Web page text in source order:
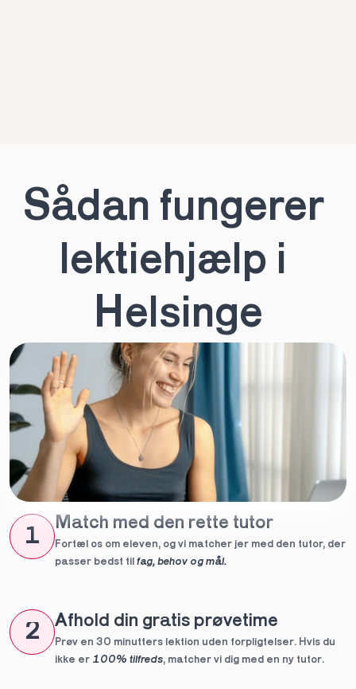
Sådan fungerer
lektiehjælp i
Helsinge
1
Match med den rette tutor
Fortæl os om eleven, og vi matcher jer med den tutor, der
passer bedst til fag, behov og mål.
2 Afhold din gratis prøvetime
Prøv en 30 minutters lektion uden forpligtelser. Hvis du
ikke er 100% tilfreds, matcher vi dig med en ny tutor.